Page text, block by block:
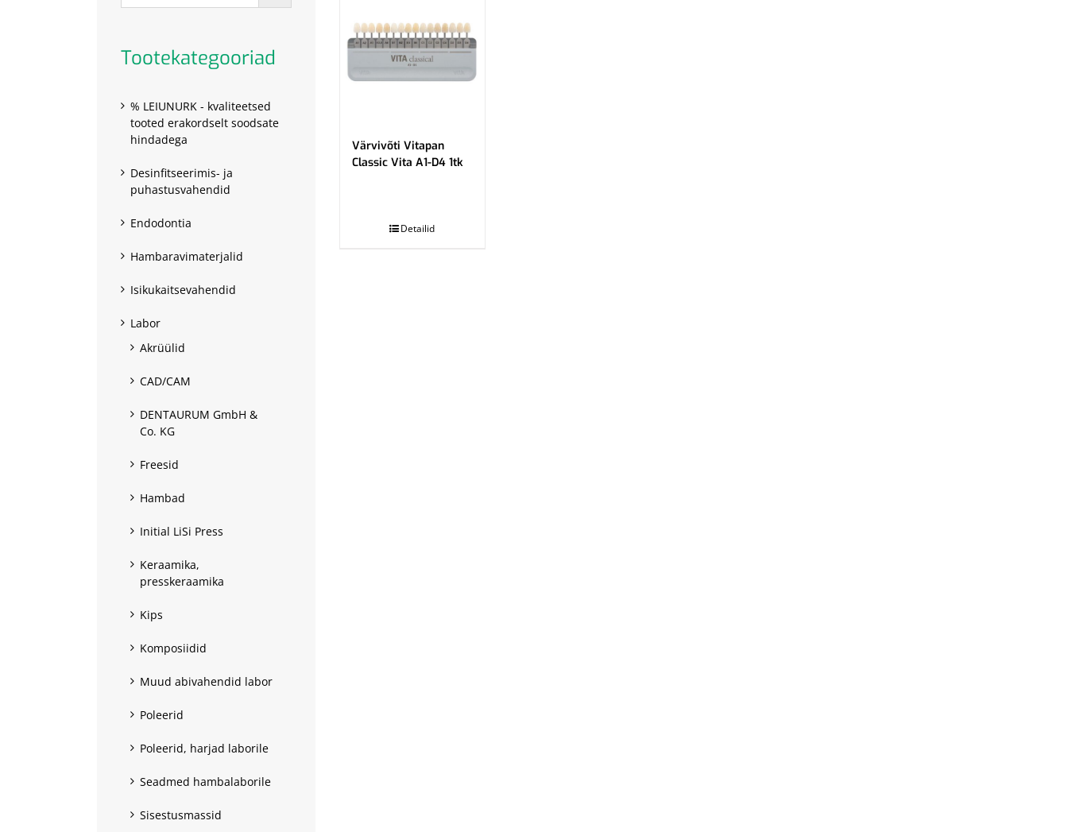
Tootekategooriad
% LEIUNURK - kvaliteetsed
tooted erakordselt soodsate
hindadega
Desinfitseerimis- ja
puhastusvahendid
Endodontia
Hambaravimaterjalid
Isikukaitsevahendid
Labor
Akrüülid
CAD/CAM
DENTAURUM GmbH &
Co. KG
Freesid
Hambad
Initial LiSi Press
Keraamika,
presskeraamika
Kips
Komposiidid
Muud abivahendid labor
Poleerid
Poleerid, harjad laborile
Seadmed hambalaborile
Sisestusmassid
Värvivõti Vitapan
Classic Vita A1-D4 1tk
Detailid